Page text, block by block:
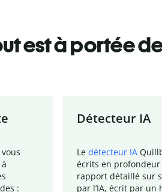
est à portée
:
Détecteur IA
Le détecteur IA
écrits en
rapport détaillé sur
par l’IA, écrit par un